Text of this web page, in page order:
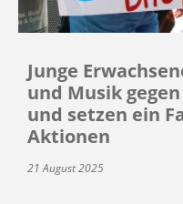
Junge
und Musik
und setzen ein
Aktionen
21 August 2025